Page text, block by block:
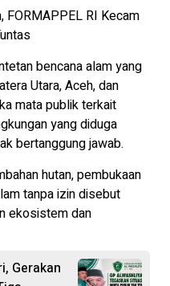
FORMAPPEL RI Kecam
bencana alam yang
Utara, Aceh, dan
mata publik terkait
yang diduga
bertanggung jawab.
hutan, pembukaan
tanpa izin disebut
ekosistem dan
Gerakan